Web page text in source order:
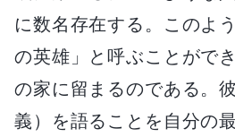
に数名存在する。このよ
の英雄」と呼ぶことがで
の家に留まるのである。
義）を語ることを自分の